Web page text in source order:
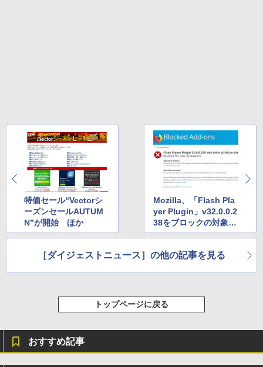
特価セール“Vectorシ
ーズンセールAUTUM
N”が開始 ほか
Mozilla、「Flash Pla
yer Plugin」v32.0.0.2
38をブロックの対象に
追加 ほか
［ダイジェストニュース］の他の記事を見る
トップページに戻る
おすすめ記事